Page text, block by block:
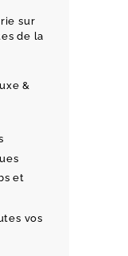
sur
de la
&
et
vos